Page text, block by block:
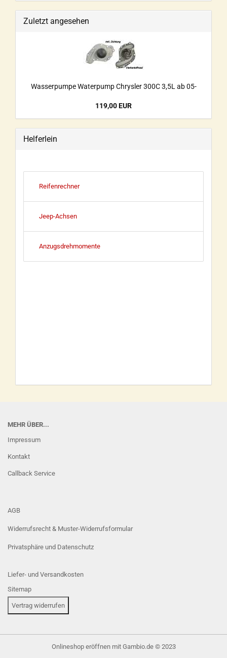
Zuletzt angesehen
Wasserpumpe Waterpump Chrysler 300C 3,5L ab 05-
119,00 EUR
Helferlein
Reifenrechner
Jeep-Achsen
Anzugsdrehmomente
MEHR ÜBER...
Impressum
Kontakt
Callback Service
AGB
Widerrufsrecht & Muster-Widerrufsformular
Privatsphäre und Datenschutz
Liefer- und Versandkosten
Sitemap
Vertrag widerrufen
Onlineshop eröffnenmit Gambio.de © 2023